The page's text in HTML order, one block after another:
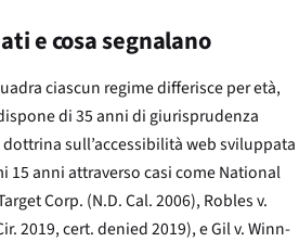
e cosa segnalano
ciascun regime differisce per età,
di 35 anni di giurisprudenza
sull’accessibilità web sviluppata
anni attraverso casi comeNational
Corp. (N.D. Cal. 2006), Robles v.
2019, cert. denied 2019), eGil v. Winn-